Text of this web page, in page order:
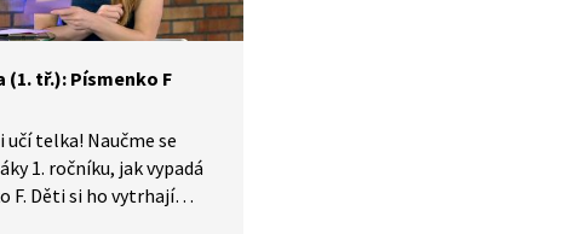
(1. tř.): Písmenko F
učí telka! Naučme se
1. ročníku, jak vypadá
F. Děti si ho vytrhají